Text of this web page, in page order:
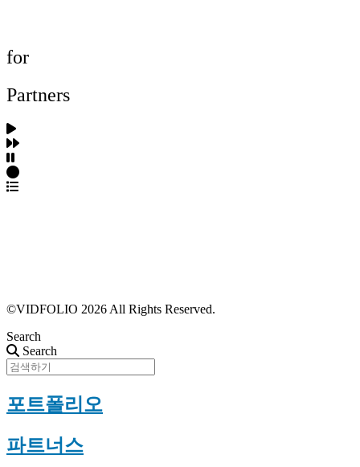
for
Partners
©VIDFOLIO 2026 All Rights Reserved.
Search
Search
포트폴리오
파트너스